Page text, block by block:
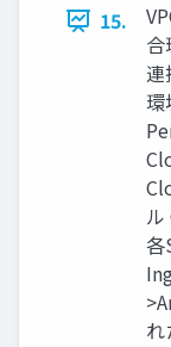
15.
連
環
各
れ